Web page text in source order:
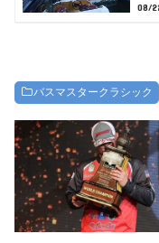
08/
バスマスタークラシック